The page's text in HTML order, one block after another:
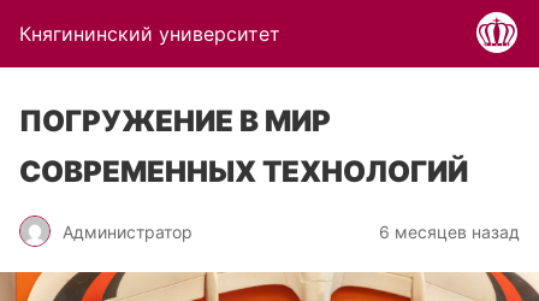
Княгининский университет
ПОГРУЖЕНИЕ В МИР
СОВРЕМЕННЫХ ТЕХНОЛОГИЙ
Администратор 6 месяцев назад